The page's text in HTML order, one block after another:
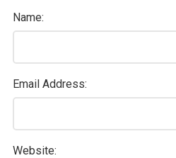
Name:
Email Address:
Website: